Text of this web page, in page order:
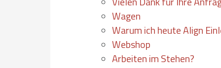
Wagen
Warum ich heute Align
Webshop
Arbeiten im Stehen?